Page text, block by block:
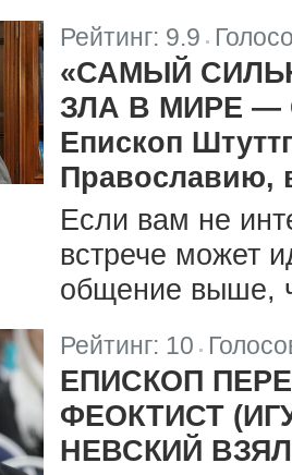
Рейтинг: 9.9
«САМЫЙ
ЗЛА В МИРЕ —
Епископ
Православию,
Если вам не
встрече может
общение выше,
Рейтинг: 10
ЕПИСКОП
ФЕОКТИСТ
НЕВСКИЙ